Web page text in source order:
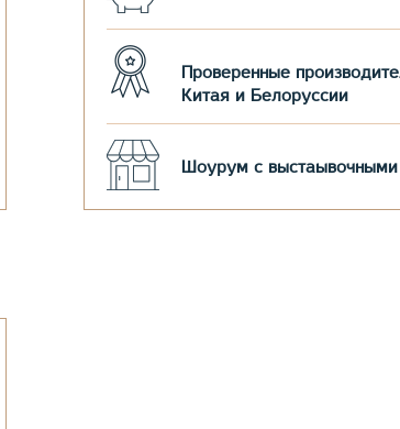
Проверенные
Китая и Белоруссии
Шоурум с